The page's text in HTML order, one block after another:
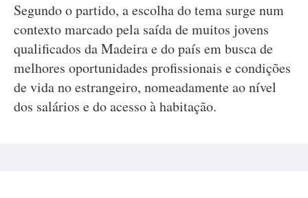
Segundo o partido, a escolha do tema surge num
contexto marcado pela saída de muitos jovens
qualificados da Madeira e do país em busca de
melhores oportunidades profissionais e condições
de vida no estrangeiro, nomeadamente ao nível
dos salários e do acesso à habitação.